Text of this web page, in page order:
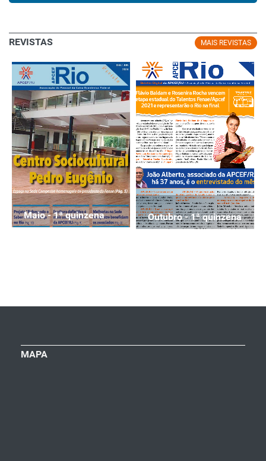
MAIS REVISTAS
REVISTAS
Maio - 1ª quinzena Outubro - 1ª quinzena
MAPA